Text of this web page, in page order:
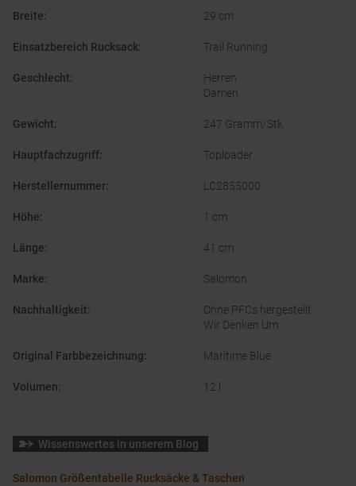
Breite: 29 cm
Einsatzbereich Rucksack: Trail Running
Geschlecht:
Herren
Damen
Gewicht: 247 Gramm/Stk.
Hauptfachzugriff: Toploader
Herstellernummer: LC2855000
Höhe: 1 cm
Länge: 41 cm
Marke: Salomon
Nachhaltigkeit:
Ohne PFCs hergestellt
Wir Denken Um
Original Farbbezeichnung: Maritime Blue
Volumen: 12 l
Wissenswertes in unserem Blog
Salomon Größentabelle Rucksäcke & Taschen